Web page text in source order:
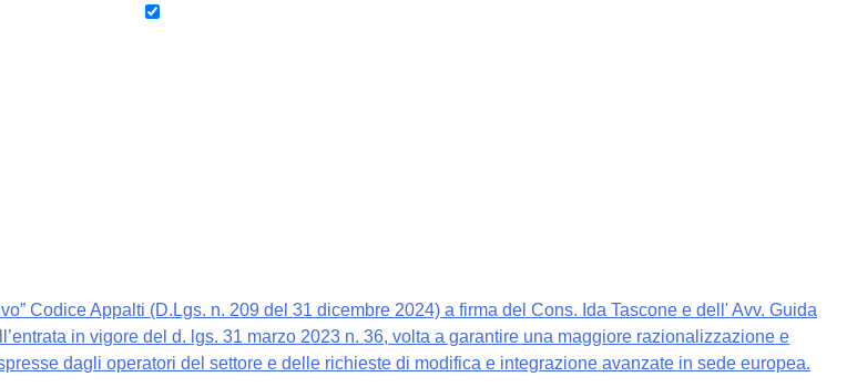
Codice Appalti (D.Lgs. n. 209 del 31 dicembre 2024) a firma del Cons. Ida Tascone e dell' Avv. Guida
in vigore del d. lgs. 31 marzo 2023 n. 36, volta a garantire una maggiore razionalizzazione e
dagli operatori del settore e delle richieste di modifica e integrazione avanzate in sede europea.